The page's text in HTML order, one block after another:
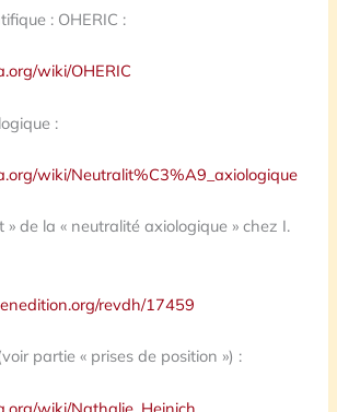
: OHERIC :
wiki/OHERIC
:
wiki/Neutralit%C3%A9_axiologique
» de la « neutralité axiologique » chez I.
revdh/17459
partie « prises de position ») :
wiki/Nathalie_Heinich